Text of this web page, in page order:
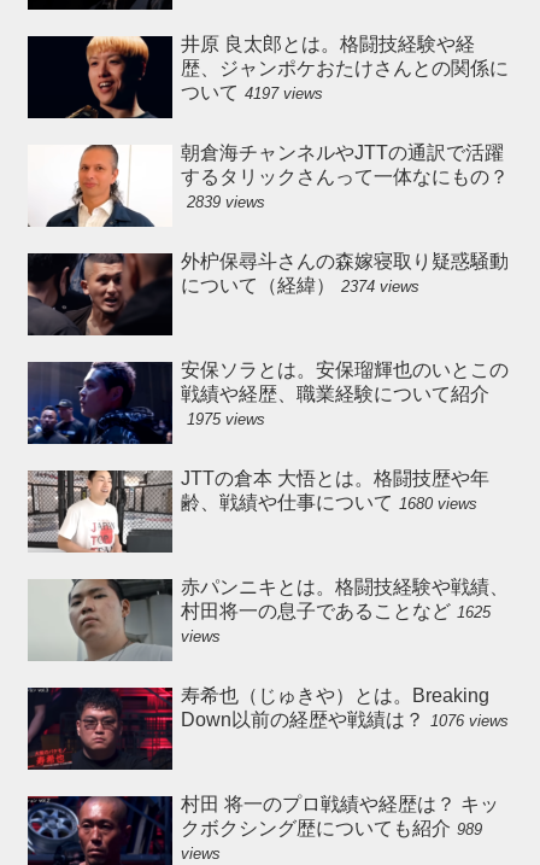
井原 良太郎とは。格闘技経験や経
歴、ジャンポケおたけさんとの関係に
ついて 4197 views
朝倉海チャンネルやJTTの通訳で活躍
するタリックさんって一体なにもの？
2839 views
外枦保尋斗さんの森嫁寝取り疑惑騒動
について（経緯）
2374 views
安保ソラとは。安保瑠輝也のいとこの
戦績や経歴、職業経験について紹介
1975 views
JTTの倉本 大悟とは。格闘技歴や年
齢、戦績や仕事について 1680 views
赤パンニキとは。格闘技経験や戦績、
村田将一の息子であることなど 1625
views
寿希也（じゅきや）とは。Breaking
Down以前の経歴や戦績は？ 1076 views
村田 将一のプロ戦績や経歴は？ キッ
クボクシング歴についても紹介 989
views